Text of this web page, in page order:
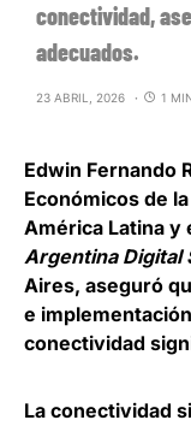
conectividad,
adecuados.
23 ABRIL, 2026 1
Edwin Fernando
Económicos de
América Latina y
Argentina Digital
Aires, aseguró
e
conectividad
La conectividad